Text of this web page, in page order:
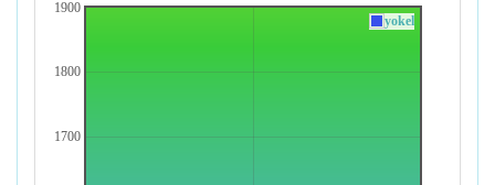
1700
1800
1900
yokel